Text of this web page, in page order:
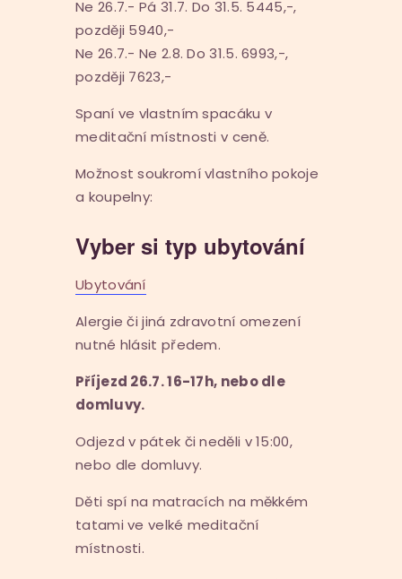
Ne 26.7.- Pá 31.7. Do 31.5. 5445,-,
později 5940,-
Ne 26.7.- Ne 2.8. Do 31.5. 6993,-,
později 7623,-
Spaní ve vlastním spacáku v
meditační místnosti v ceně.
Možnost soukromí vlastního pokoje
a koupelny:
Vyber si typ ubytování
Ubytování
Alergie či jiná zdravotní omezení
nutné hlásit předem.
Příjezd 26.7. 16-17h, nebo dle
domluvy.
Odjezd v pátek či neděli v 15:00,
nebo dle domluvy.
Děti spí na matracích na měkkém
tatami ve velké meditační
místnosti.